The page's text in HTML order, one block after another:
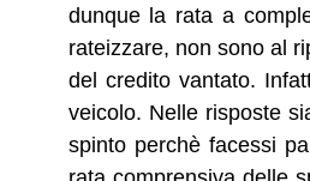
dunque la rata a
rateizzare, non sono al
del credito vantato.
veicolo. Nelle risposte
spinto perchè facessi